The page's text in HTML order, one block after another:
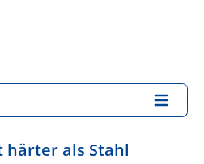
härter als Stahl